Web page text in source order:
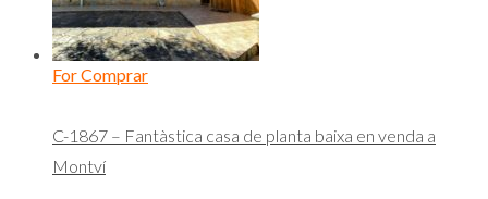
For Comprar
C-1867 – Fantàstica casa de planta baixa en venda a
Montví